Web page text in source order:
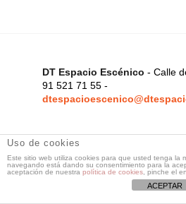
DT Espacio Escénico - Calle
91 521 71 55 -
Uso de cookies
Este sitio web utiliza cookies para que usted tenga la
navegando está dando su consentimiento para la
aceptación de nuestra política de cookies , pinche el
ACEPTAR